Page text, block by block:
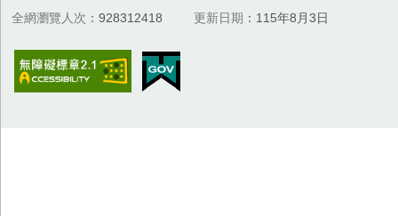
全網瀏覽人次 928312418 更新日期 115年8月3日